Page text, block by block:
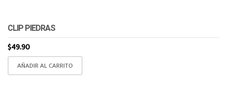
CLIP PIEDRAS
$49.90
AÑADIR AL CARRITO